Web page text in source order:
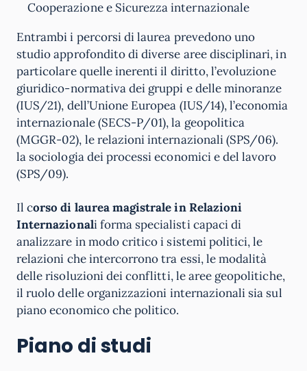
Cooperazione e Sicurezza internazionale
Entrambi i percorsi di laurea prevedono uno
studio approfondito di diverse aree disciplinari, in
particolare quelle inerenti il diritto, l’evoluzione
giuridico-normativa dei gruppi e delle minoranze
(IUS/21), dell’Unione Europea (IUS/14), l’economia
internazionale (SECS-P/01), la geopolitica
(MGGR-02), le relazioni internazionali (SPS/06).
la sociologia dei processi economici e del lavoro
(SPS/09).
Il corso di laurea magistrale in Relazioni
Internazionali forma specialisti capaci di
analizzare in modo critico i sistemi politici, le
relazioni che intercorrono tra essi, le modalità
delle risoluzioni dei conflitti, le aree geopolitiche,
il ruolo delle organizzazioni internazionali sia sul
piano economico che politico.
Piano di studi